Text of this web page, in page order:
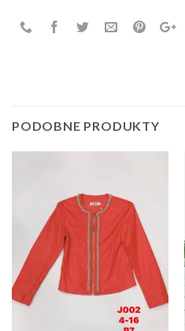
PODOBNE PRODUKTY